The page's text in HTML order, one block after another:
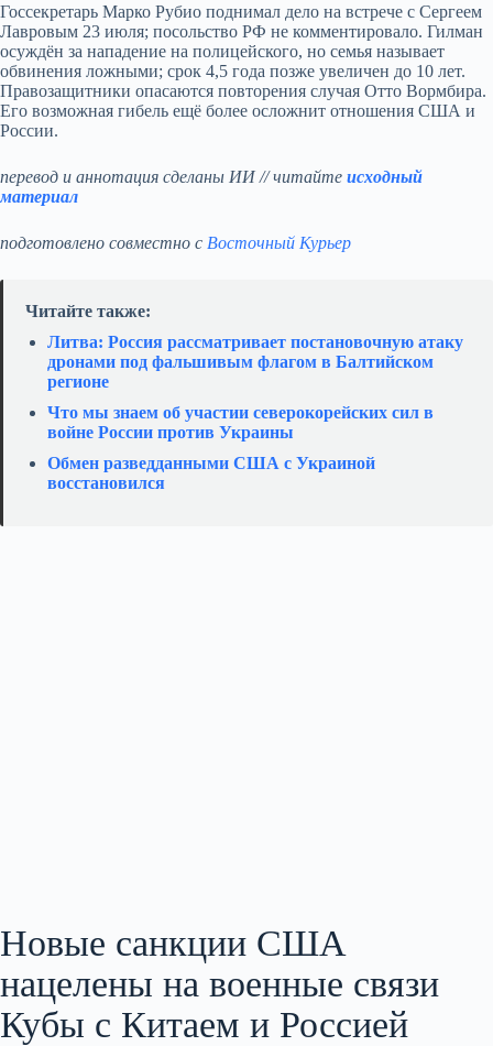
Госсекретарь Марко Рубио поднимал дело на встрече с Сергеем
Лавровым 23 июля; посольство РФ не комментировало. Гилман
осуждён за нападение на полицейского, но семья называет
обвинения ложными; срок 4,5 года позже увеличен до 10 лет.
Правозащитники опасаются повторения случая Отто Вормбира.
Его возможная гибель ещё более осложнит отношения США и
России.
перевод и аннотация сделаны ИИ // читайте исходный
материал
подготовлено совместно с Восточный Курьер
Читайте также:
Литва: Россия рассматривает постановочную атаку
дронами под фальшивым флагом в Балтийском
регионе
Что мы знаем об участии северокорейских сил в
войне России против Украины
Обмен разведданными США с Украиной
восстановился
Новые санкции США
нацелены на военные связи
Кубы с Китаем и Россией